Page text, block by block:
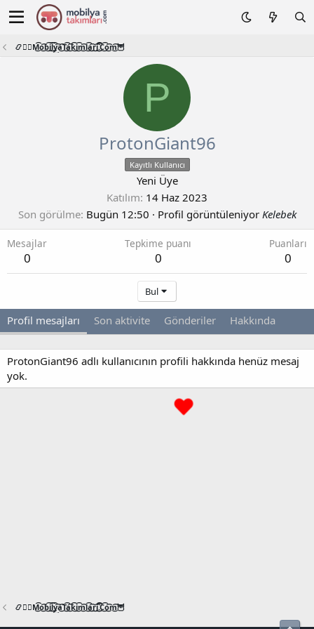
📿🧙‍♂️M͜͡o͜͡b͜͡i͜͡l͜͡y͜͡a͜͡T͜͡a͜͡k͜͡i͜͡m͜͡l͜͡a͜͡r͜͡i͜͡.͜͡C͜͡o͜͡m͜͡🦉
P
ProtonGiant96
Kayıtlı Kullanıcı
Yeni Üye
Katılım 14 Haz 2023
Son görülme Bugün 12:50 · Profil görüntüleniyor Kelebek
Mesajlar
0
Tepkime puanı
0
Puanları
0
Bul
Profil mesajları Son aktivite Gönderiler Hakkında
ProtonGiant96 adlı kullanıcının profili hakkında henüz mesaj
yok.
📿🧙‍♂️M͜͡o͜͡b͜͡i͜͡l͜͡y͜͡a͜͡T͜͡a͜͡k͜͡i͜͡m͜͡l͜͡a͜͡r͜͡i͜͡.͜͡C͜͡o͜͡m͜͡🦉